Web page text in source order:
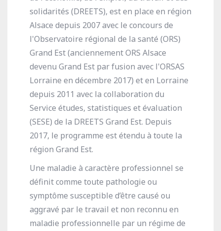
solidarités (DREETS), est en place en région
Alsace depuis 2007 avec le concours de
l'Observatoire régional de la santé (ORS)
Grand Est (anciennement ORS Alsace
devenu Grand Est par fusion avec l'ORSAS
Lorraine en décembre 2017) et en Lorraine
depuis 2011 avec la collaboration du
Service études, statistiques et évaluation
(SESE) de la DREETS Grand Est. Depuis
2017, le programme est étendu à toute la
région Grand Est.
Une maladie à caractère professionnel se
définit comme toute pathologie ou
symptôme susceptible d’être causé ou
aggravé par le travail et non reconnu en
maladie professionnelle par un régime de